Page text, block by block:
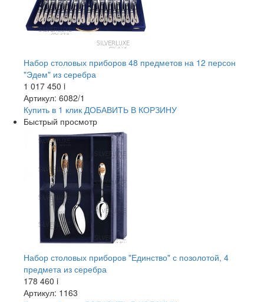
Набор столовых приборов 48 предметов на 12 персон
"Эдем" из серебра
1 017 450 i
Артикул: 6082/1
Купить в 1 клик ДОБАВИТЬ В КОРЗИНУ
Быстрый просмотр
Набор столовых приборов "Единство" с позолотой, 4
предмета из серебра
178 460 i
Артикул: 1163